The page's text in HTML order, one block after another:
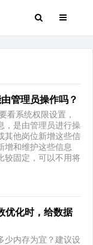
管理员操作吗？
看系统权限设置，
，是由管理员进行操
其他岗位新增这些信
增和维护这些信息
较固定，可以不用将
优化时，给数据
少内存为宜？建议设